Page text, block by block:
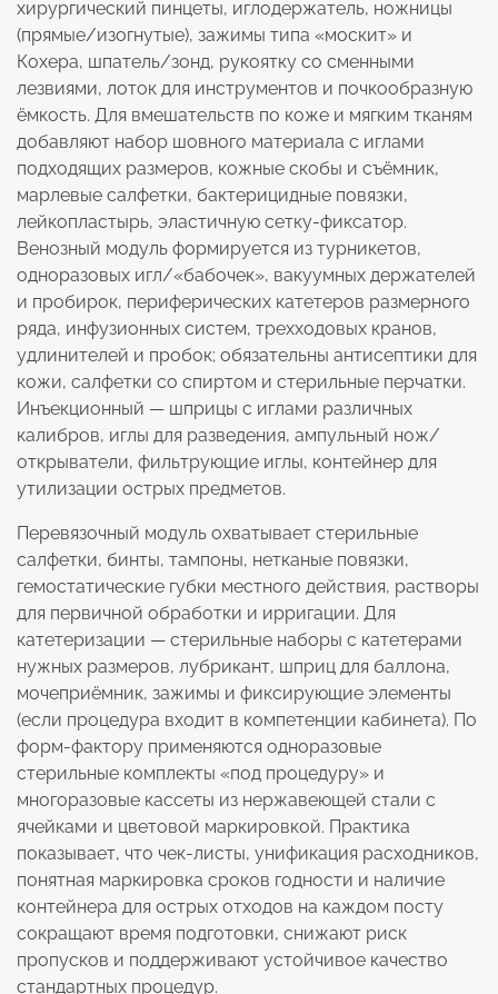
хирургический пинцеты, иглодержатель, ножницы
(прямые/изогнутые), зажимы типа «москит» и
Кохера, шпатель/зонд, рукоятку со сменными
лезвиями, лоток для инструментов и почкообразную
ёмкость. Для вмешательств по коже и мягким тканям
добавляют набор шовного материала с иглами
подходящих размеров, кожные скобы и съёмник,
марлевые салфетки, бактерицидные повязки,
лейкопластырь, эластичную сетку-фиксатор.
Венозный модуль формируется из турникетов,
одноразовых игл/«бабочек», вакуумных держателей
и пробирок, периферических катетеров размерного
ряда, инфузионных систем, трехходовых кранов,
удлинителей и пробок; обязательны антисептики для
кожи, салфетки со спиртом и стерильные перчатки.
Инъекционный — шприцы с иглами различных
калибров, иглы для разведения, ампульный нож/
открыватели, фильтрующие иглы, контейнер для
утилизации острых предметов.
Перевязочный модуль охватывает стерильные
салфетки, бинты, тампоны, нетканые повязки,
гемостатические губки местного действия, растворы
для первичной обработки и ирригации. Для
катетеризации — стерильные наборы с катетерами
нужных размеров, лубрикант, шприц для баллона,
мочеприёмник, зажимы и фиксирующие элементы
(если процедура входит в компетенции кабинета). По
форм-фактору применяются одноразовые
стерильные комплекты «под процедуру» и
многоразовые кассеты из нержавеющей стали с
ячейками и цветовой маркировкой. Практика
показывает, что чек-листы, унификация расходников,
понятная маркировка сроков годности и наличие
контейнера для острых отходов на каждом посту
сокращают время подготовки, снижают риск
пропусков и поддерживают устойчивое качество
стандартных процедур.